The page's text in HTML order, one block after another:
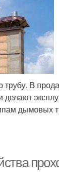
трубу. В
дымовых